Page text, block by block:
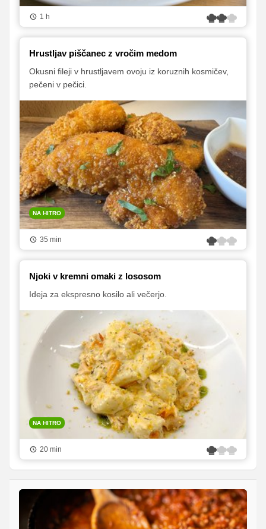
1 h
Hrustljav piščanec z vročim medom
Okusni fileji v hrustljavem ovoju iz koruznih kosmičev,
pečeni v pečici.
NA HITRO
35 min
Njoki v kremni omaki z lososom
Ideja za ekspresno kosilo ali večerjo.
NA HITRO
20 min